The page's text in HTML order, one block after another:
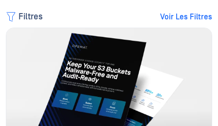
Filtres Voir Les Filtres